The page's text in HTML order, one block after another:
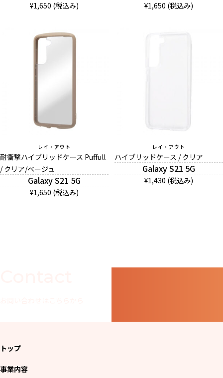
¥1,650 (税込み) ¥1,650 (税込み)
レイ・アウト
耐衝撃ハイブリッドケース Puffull
/ クリア/ベージュ
Galaxy S21 5G
¥1,650 (税込み)
レイ・アウト
ハイブリッドケース / クリア
Galaxy S21 5G
¥1,430 (税込み)
トップ
事業内容